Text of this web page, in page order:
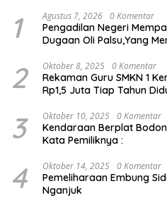
1 Agustus 7, 2026 0 Komentar
Pengadilan Negeri
Dugaan Oli Palsu,Yang
2 Oktober 8, 2025 0 Komentar
Rekaman Guru SMKN 1
Rp1,5 Juta Tiap Tahun
3 Oktober 10, 2025 0 Komentar
Kendaraan Berplat
Kata Pemiliknya :
4 Oktober 14, 2025 0 Komentar
Pemeliharaan Embung
Nganjuk